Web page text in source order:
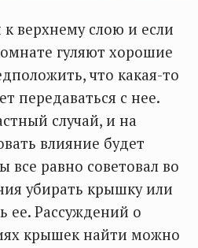
верхнему слою и если
гуляют хорошие
что какая-то
передаваться с нее.
случай, и на
влияние будет
все равно советовал во
убирать крышку или
ее. Рассуждений о
крышек найти можно